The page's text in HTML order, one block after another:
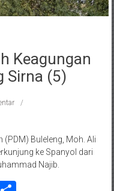
Keagungan
Sirna (5)
Buleleng, Moh. Ali
ke Spanyol dari
Najib.